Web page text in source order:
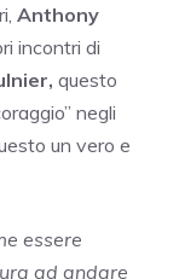
Anthony
incontri di
questo
negli
un vero e
essere
ad andare